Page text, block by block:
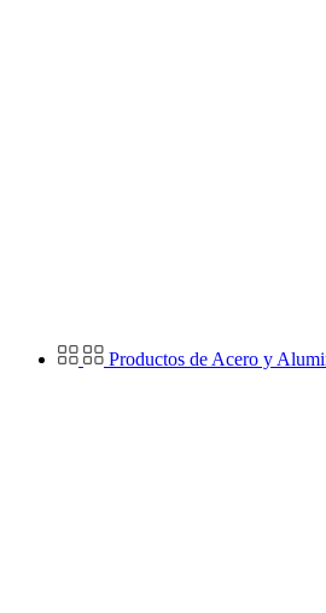
Productos de Acero y